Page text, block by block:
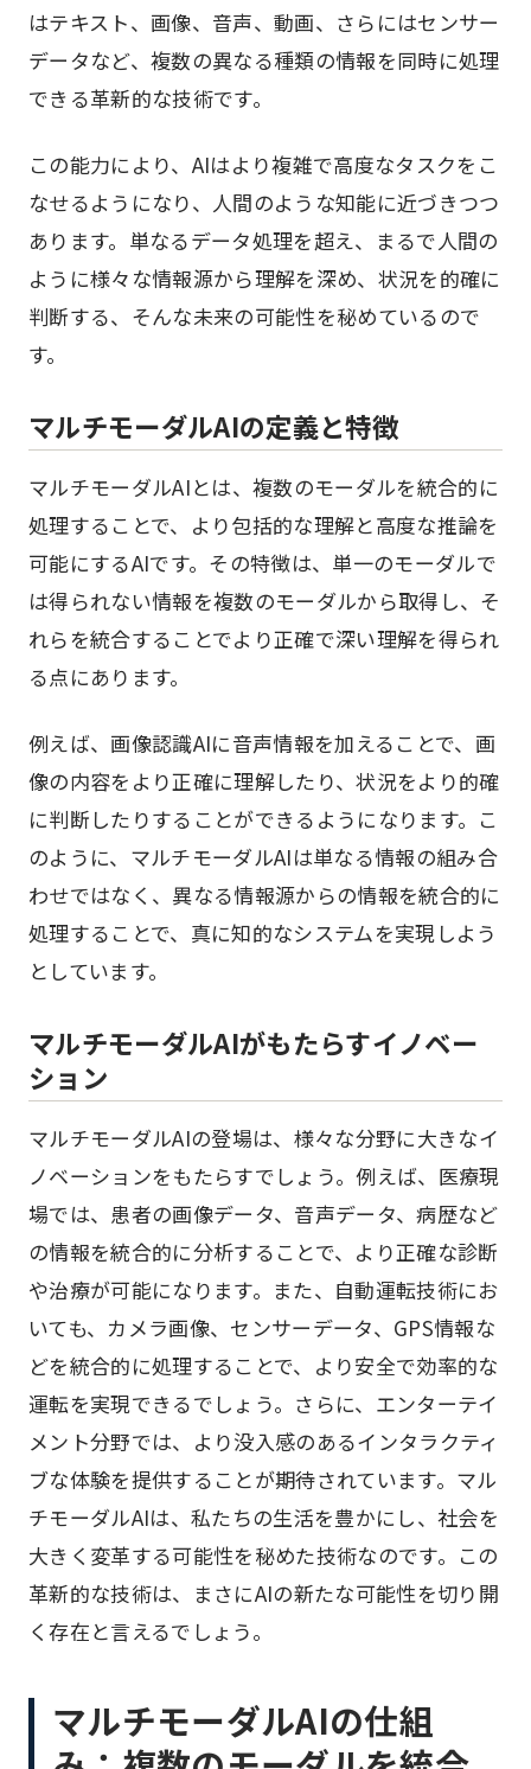
はテキスト、画像、音声、動画、さらにはセンサー
データなど、複数の異なる種類の情報を同時に処理
できる革新的な技術です。
この能力により、AIはより複雑で高度なタスクをこ
なせるようになり、人間のような知能に近づきつつ
あります。単なるデータ処理を超え、まるで人間の
ように様々な情報源から理解を深め、状況を的確に
判断する、そんな未来の可能性を秘めているので
す。
マルチモーダルAIの定義と特徴
マルチモーダルAIとは、複数のモーダルを統合的に
処理することで、より包括的な理解と高度な推論を
可能にするAIです。その特徴は、単一のモーダルで
は得られない情報を複数のモーダルから取得し、そ
れらを統合することでより正確で深い理解を得られ
る点にあります。
例えば、画像認識AIに音声情報を加えることで、画
像の内容をより正確に理解したり、状況をより的確
に判断したりすることができるようになります。こ
のように、マルチモーダルAIは単なる情報の組み合
わせではなく、異なる情報源からの情報を統合的に
処理することで、真に知的なシステムを実現しよう
としています。
マルチモーダルAIがもたらすイノベー
ション
マルチモーダルAIの登場は、様々な分野に大きなイ
ノベーションをもたらすでしょう。例えば、医療現
場では、患者の画像データ、音声データ、病歴など
の情報を統合的に分析することで、より正確な診断
や治療が可能になります。また、自動運転技術にお
いても、カメラ画像、センサーデータ、GPS情報な
どを統合的に処理することで、より安全で効率的な
運転を実現できるでしょう。さらに、エンターテイ
メント分野では、より没入感のあるインタラクティ
ブな体験を提供することが期待されています。マル
チモーダルAIは、私たちの生活を豊かにし、社会を
大きく変革する可能性を秘めた技術なのです。この
革新的な技術は、まさにAIの新たな可能性を切り開
く存在と言えるでしょう。
マルチモーダルAIの仕組